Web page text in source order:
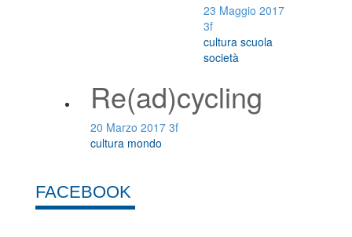
23 Maggio 2017
3f
cultura scuola
società
Re(ad)cycling
20 Marzo 2017 3f
cultura mondo
FACEBOOK